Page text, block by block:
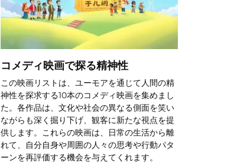
コメディ映画で探る精神性
この映画リストは、ユーモアを通じて人間の精
神性を探求する10本のコメディ映画を集めまし
た。各作品は、文化や社会の異なる側面を笑い
ながらも深く掘り下げ、観客に新たな視点を提
供します。これらの映画は、日常の生活から離
れて、自分自身や周囲の人々の思考や行動パタ
ーンを再評価する機会を与えてくれます。